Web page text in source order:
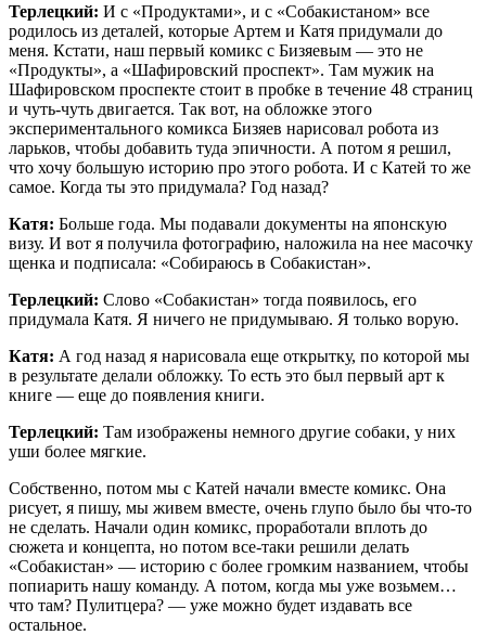
Терлецкий: И с «Продуктами», и с «Собакистаном» все
родилось из деталей, которые Артем и Катя придумали до
меня. Кстати, наш первый комикс с Бизяевым — это не
«Продукты», а «Шафировский проспект». Там мужик на
Шафировском проспекте стоит в пробке в течение 48 страниц
и чуть-чуть двигается. Так вот, на обложке этого
экспериментального комикса Бизяев нарисовал робота из
ларьков, чтобы добавить туда эпичности. А потом я решил,
что хочу большую историю про этого робота. И с Катей то же
самое. Когда ты это придумала? Год назад?
Катя: Больше года. Мы подавали документы на японскую
визу. И вот я получила фотографию, наложила на нее масочку
щенка и подписала: «Собираюсь в Собакистан».
Терлецкий: Слово «Собакистан» тогда появилось, его
придумала Катя. Я ничего не придумываю. Я только ворую.
Катя: А год назад я нарисовала еще открытку, по которой мы
в результате делали обложку. То есть это был первый арт к
книге — еще до появления книги.
Терлецкий: Там изображены немного другие собаки, у них
уши более мягкие.
Собственно, потом мы с Катей начали вместе комикс. Она
рисует, я пишу, мы живем вместе, очень глупо было бы что-то
не сделать. Начали один комикс, проработали вплоть до
сюжета и концепта, но потом все-таки решили делать
«Собакистан» — историю с более громким названием, чтобы
попиарить нашу команду. А потом, когда мы уже возьмем…
что там? Пулитцера? — уже можно будет издавать все
остальное.